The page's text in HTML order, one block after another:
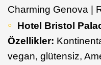
Charming Genova |
Hotel Bristol
Özellikler:
vegan, glütensiz,